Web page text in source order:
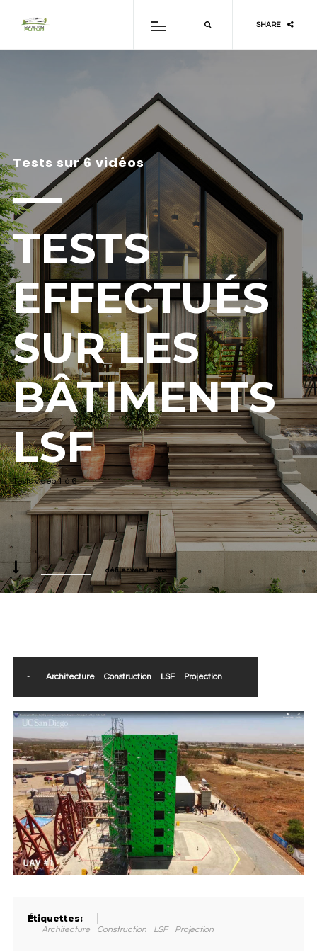
SHARE
Tests sur 6 vidéos
TESTS
EFFECTUÉS
SUR LES
BÂTIMENTS
LSF
Tests vidéo 1 à 6
défiler vers le bas
- Architecture Construction LSF Projection
Étiquettes:
Architecture Construction LSF Projection